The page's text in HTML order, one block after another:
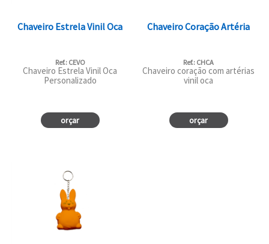
Chaveiro Estrela Vinil Oca
Ref.: CEVO
Chaveiro Estrela Vinil Oca
Personalizado
orçar
Chaveiro Coração Artéria
Ref.: CHCA
Chaveiro coração com artérias
vinil oca
orçar